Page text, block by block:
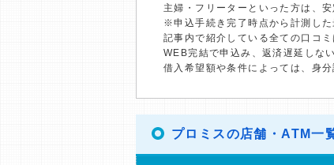
主婦・フリーターといった方は、
※申込手続き完了時点から計測した
記事内で紹介している全ての口コ
WEB完結で申込み、返済遅延しな
借入希望額や条件によっては、身
プロミスの店舗・ATM一